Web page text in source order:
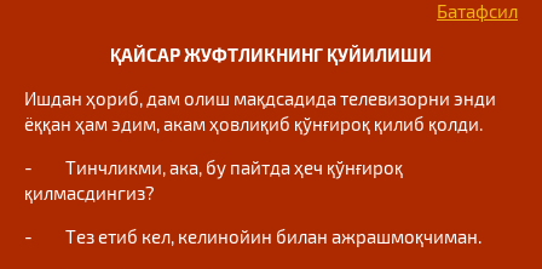
Батафсил
ҚАЙСАР ЖУФТЛИКНИНГ ҚУЙИЛИШИ
Ишдан ҳориб, дам олиш мақдсадида телевизорни энди
ёққан ҳам эдим, акам ҳовлиқиб қўнғироқ қилиб қолди.
- Тинчликми, ака, бу пайтда ҳеч қўнғироқ
қилмасдингиз?
- Тез етиб кел, келинойин билан ажрашмоқчиман.